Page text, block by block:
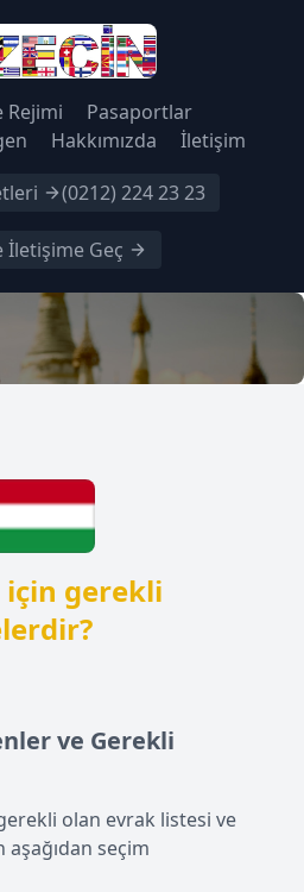
Rejimi
Pasaportlar
Hakkımızda
İletişim
(0212) 224 23 23
İletişime Geç
gerekli
ve Gerekli
olan evrak listesi ve
seçim